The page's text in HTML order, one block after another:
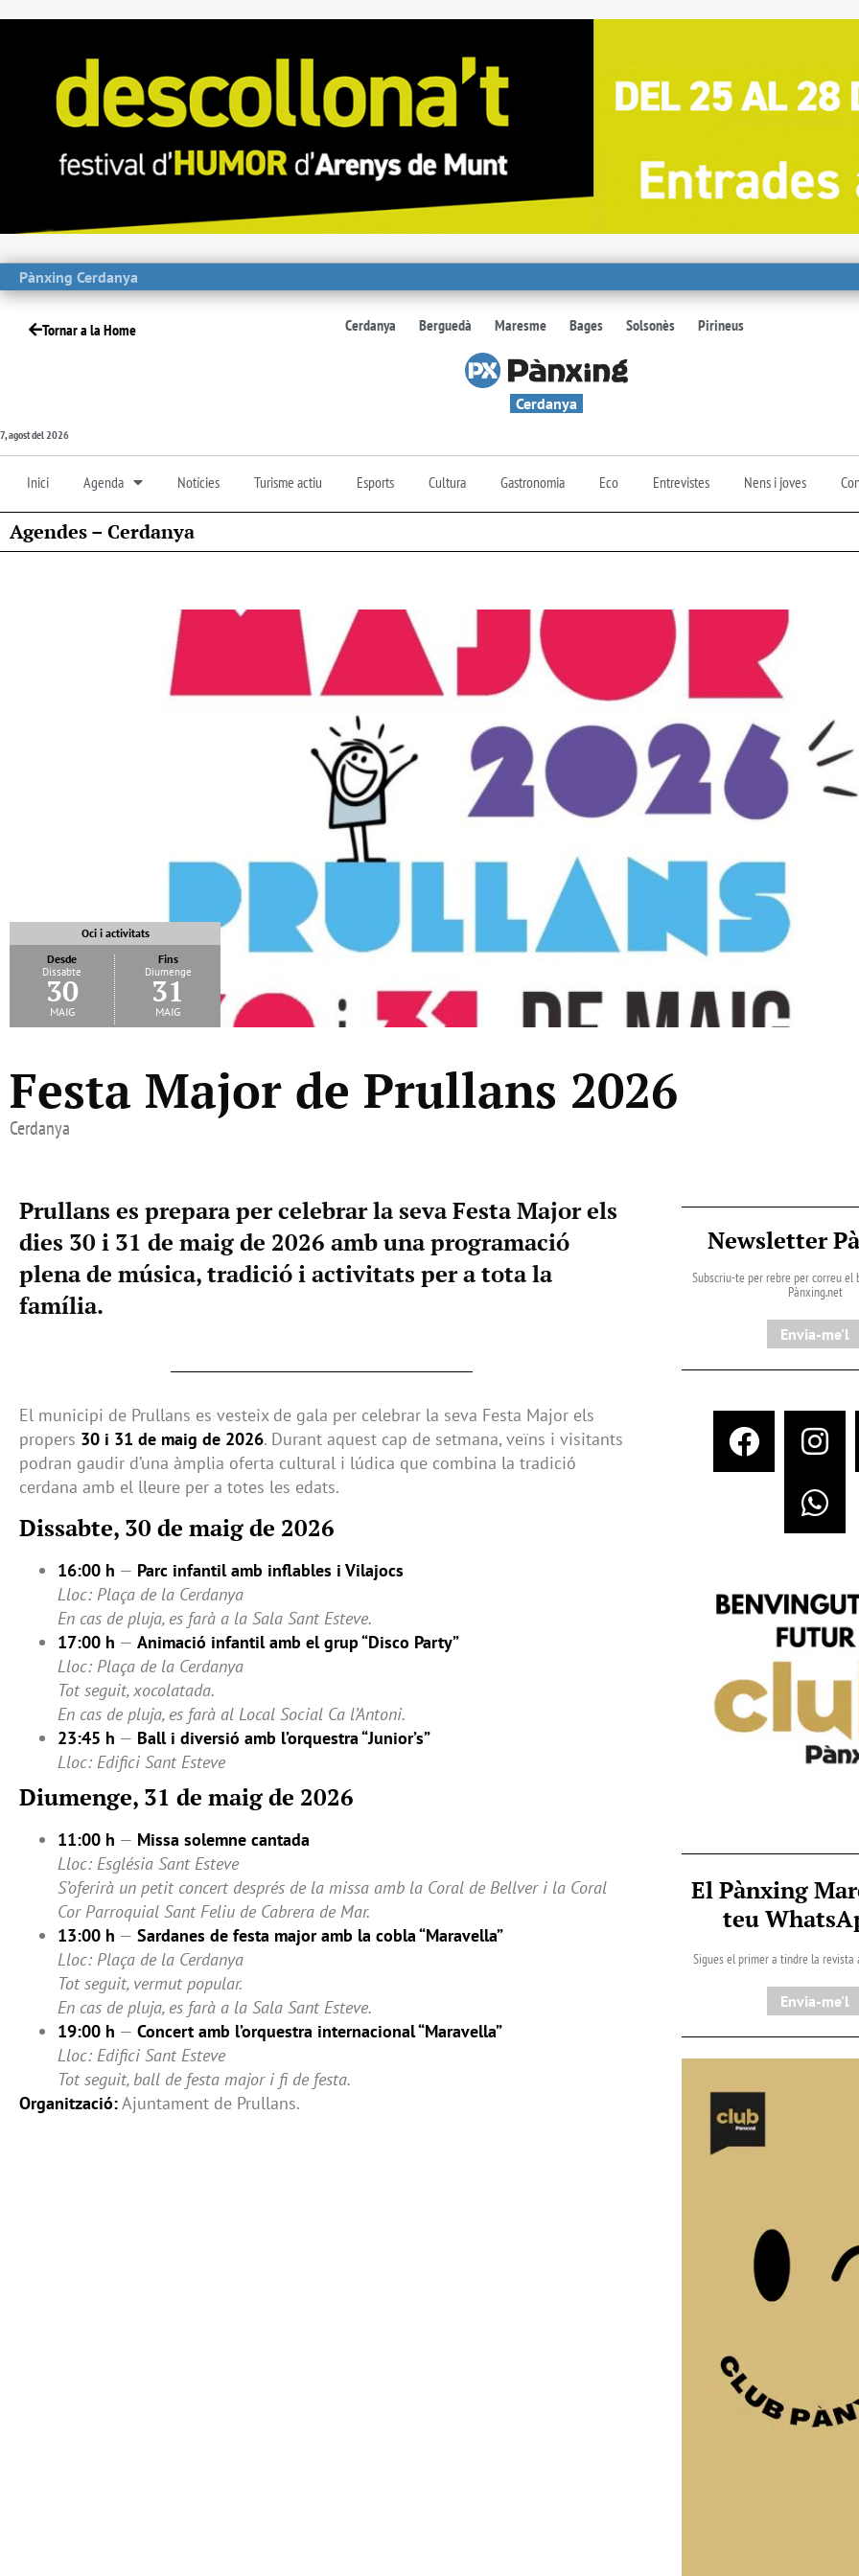
Pànxing Cerdanya
Tornar a la Home Cerdanya Berguedà Maresme Bages Solsonès Pirineus
Cerdanya
7, agost del 2026
Inici Agenda Notícies Turisme actiu Esports Cultura Gastronomia Eco Entrevistes Nens i joves
Agendes – Cerdanya
Oci i activitats
Desde
Dissabte
30
maig
Fins
Diumenge
31
maig
Festa Major de Prullans 2026
Cerdanya
Prullans es prepara per celebrar la seva Festa Major els
dies 30 i 31 de maig de 2026 amb una programació
plena de música, tradició i activitats per a tota la
família.
El municipi de Prullans es vesteix de gala per celebrar la seva Festa Major els
propers 30 i 31 de maig de 2026. Durant aquest cap de setmana, veïns i visitants
podran gaudir d’una àmplia oferta cultural i lúdica que combina la tradició
cerdana amb el lleure per a totes les edats.
Dissabte, 30 de maig de 2026
16:00 h — Parc infantil amb inflables i Vilajocs
Lloc: Plaça de la Cerdanya
En cas de pluja, es farà a la Sala Sant Esteve.
17:00 h — Animació infantil amb el grup “Disco Party”
Lloc: Plaça de la Cerdanya
Tot seguit, xocolatada.
En cas de pluja, es farà al Local Social Ca l’Antoni.
23:45 h — Ball i diversió amb l’orquestra “Junior’s”
Lloc: Edifici Sant Esteve
Diumenge, 31 de maig de 2026
11:00 h — Missa solemne cantada
Lloc: Església Sant Esteve
S’oferirà un petit concert després de la missa amb la Coral de Bellver i la Coral
Cor Parroquial Sant Feliu de Cabrera de Mar.
13:00 h — Sardanes de festa major amb la cobla “Maravella”
Lloc: Plaça de la Cerdanya
Tot seguit, vermut popular.
En cas de pluja, es farà a la Sala Sant Esteve.
19:00 h — Concert amb l’orquestra internacional “Maravella”
Lloc: Edifici Sant Esteve
Tot seguit, ball de festa major i fi de festa.
Organització:Ajuntament de Prullans.
Newsletter
Subscriu-te per rebre per correu
Pànxing.net​
Envia-me'l
El Pànxing
teu
Sigues el primer a tindre la revista
Envia-me'l